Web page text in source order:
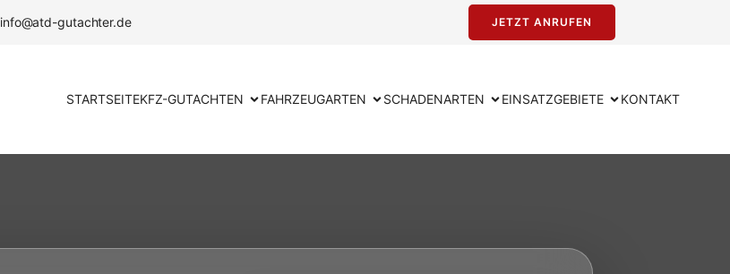
info@atd-gutachter.de JETZT ANRUFEN
STARTSEITEKFZ-GUTACHTEN FAHRZEUGARTEN SCHADENARTEN EINSATZGEBIETE KONTAKT